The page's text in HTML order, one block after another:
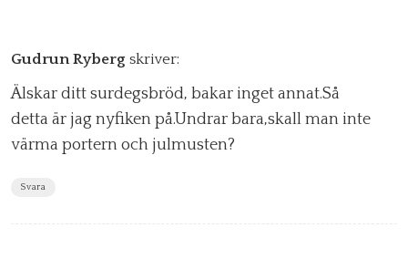
Gudrun Ryberg skriver:
Älskar ditt surdegsbröd, bakar inget annat.Så
detta är jag nyfiken på.Undrar bara,skall man inte
värma portern och julmusten?
Svara